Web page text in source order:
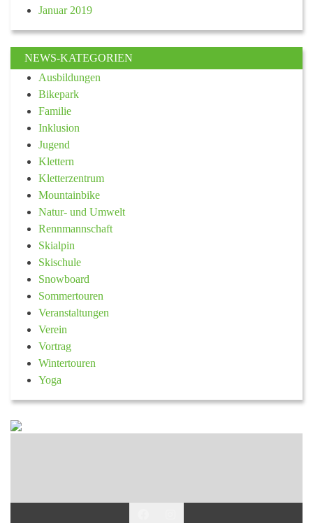
Januar 2019
NEWS-KATEGORIEN
Ausbildungen
Bikepark
Familie
Inklusion
Jugend
Klettern
Kletterzentrum
Mountainbike
Natur- und Umwelt
Rennmannschaft
Skialpin
Skischule
Snowboard
Sommertouren
Veranstaltungen
Verein
Vortrag
Wintertouren
Yoga